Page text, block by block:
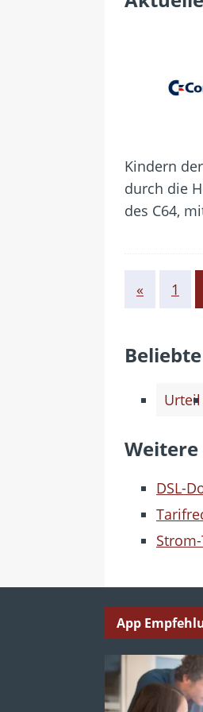
Kindern
durch die
des C64,
« 1
Urteil
DSL-
App